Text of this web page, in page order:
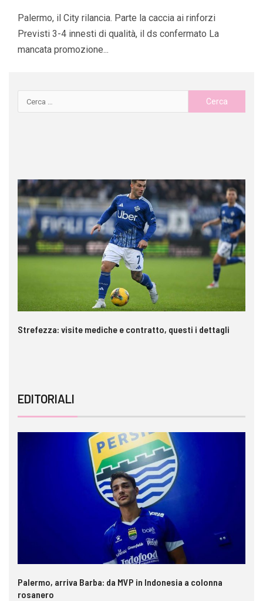
Palermo, il City rilancia. Parte la caccia ai rinforzi
Previsti 3-4 innesti di qualità, il ds confermato La
mancata promozione...
Strefezza: visite mediche e contratto, questi i dettagli
EDITORIALI
Palermo, arriva Barba: da MVP in Indonesia a colonna
rosanero